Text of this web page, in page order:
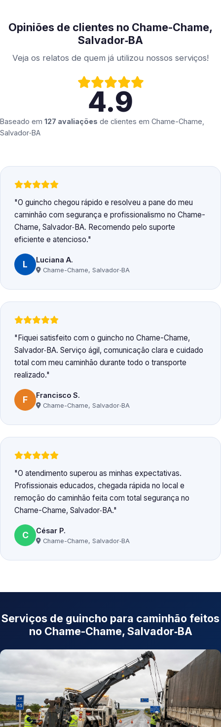
Opiniões de clientes no Chame-Chame,
Salvador‑BA
Veja os relatos de quem já utilizou nossos serviços!
4.9
Baseado em 127 avaliações de clientes em Chame-Chame,
Salvador‑BA
O guincho chegou rápido e resolveu a pane do meu
caminhão com segurança e profissionalismo no Chame-
Chame, Salvador‑BA. Recomendo pelo suporte
eficiente e atencioso.
L Luciana A.
Chame-Chame, Salvador‑BA
Fiquei satisfeito com o guincho no Chame-Chame,
Salvador‑BA. Serviço ágil, comunicação clara e cuidado
total com meu caminhão durante todo o transporte
realizado.
F Francisco S.
Chame-Chame, Salvador‑BA
O atendimento superou as minhas expectativas.
Profissionais educados, chegada rápida no local e
remoção do caminhão feita com total segurança no
Chame-Chame, Salvador‑BA.
C César P.
Chame-Chame, Salvador‑BA
Serviços de guincho para caminhão feitos
no Chame-Chame, Salvador‑BA